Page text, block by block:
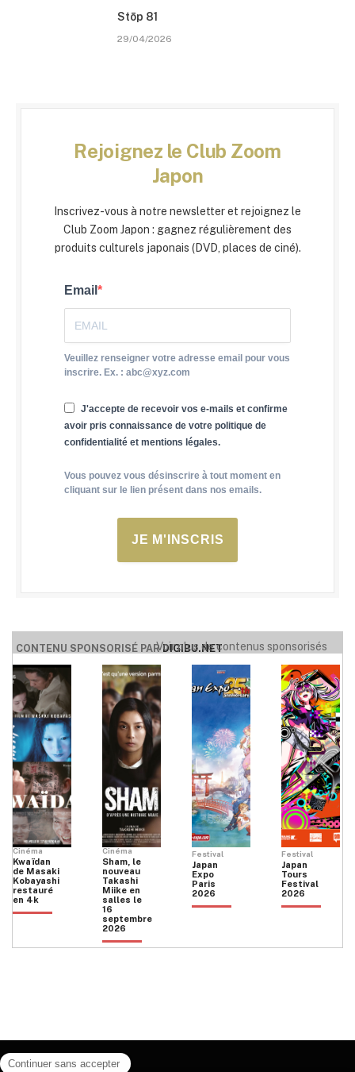
Stōp 81
29/04/2026
Rejoignez le Club Zoom
Japon
Inscrivez-vous à notre newsletter et rejoignez le
Club Zoom Japon : gagnez régulièrement des
produits culturels japonais (DVD, places de ciné).
Email
Veuillez renseigner votre adresse email pour vous
inscrire. Ex. : abc@xyz.com
J'accepte de recevoir vos e-mails et confirme
avoir pris connaissance de votre politique de
confidentialité et mentions légales.
Vous pouvez vous désinscrire à tout moment en
cliquant sur le lien présent dans nos emails.
JE M'INSCRIS
CONTENU SPONSORISÉ PARDIGIBU.NET
Voir plus de contenus sponsorisés
Cinéma
Kwaïdan
de Masaki
Kobayashi
restauré
en 4k
Cinéma
Sham, le
nouveau
Takashi
Miike en
salles le
16
septembre
2026
Festival
Japan
Expo
Paris
2026
Festival
Japan
Tours
Festival
2026